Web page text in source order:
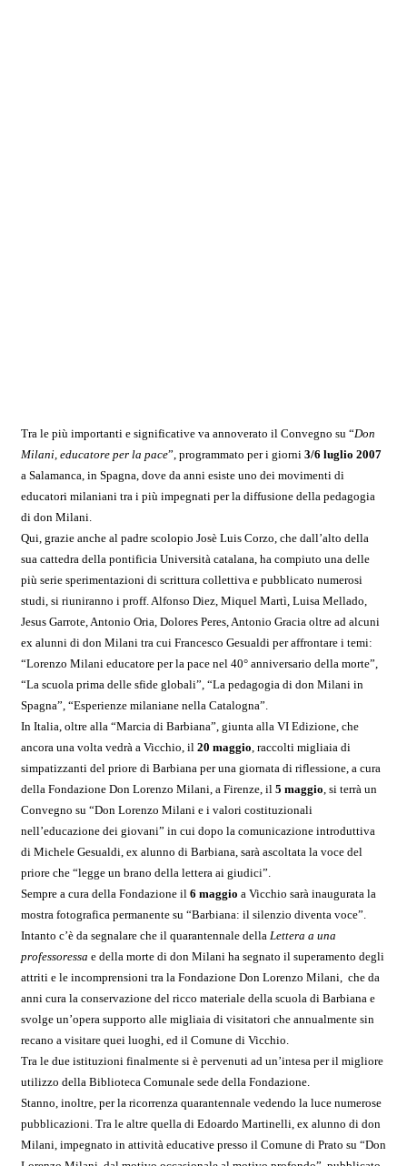
Tra le più importanti e significative va annoverato il Convegno su “Don
Milani, educatore per la pace”, programmato per i giorni 3/6 luglio 2007
a Salamanca, in Spagna, dove da anni esiste uno dei movimenti di
educatori milaniani tra i più impegnati per la diffusione della pedagogia
di don Milani.
Qui, grazie anche al padre scolopio Josè Luis Corzo, che dall’alto della
sua cattedra della pontificia Università catalana, ha compiuto una delle
più serie sperimentazioni di scrittura collettiva e pubblicato numerosi
studi, si riuniranno i proff. Alfonso Diez, Miquel Martì, Luisa Mellado,
Jesus Garrote, Antonio Oria, Dolores Peres, Antonio Gracia oltre ad alcuni
ex alunni di don Milani tra cui Francesco Gesualdi per affrontare i temi:
“Lorenzo Milani educatore per la pace nel 40° anniversario della morte”,
“La scuola prima delle sfide globali”, “La pedagogia di don Milani in
Spagna”, “Esperienze milaniane nella Catalogna”.
In Italia, oltre alla “Marcia di Barbiana”, giunta alla VI Edizione, che
ancora una volta vedrà a Vicchio, il 20 maggio , raccolti migliaia di
simpatizzanti del priore di Barbiana per una giornata di riflessione, a cura
della Fondazione Don Lorenzo Milani, a Firenze, il 5 maggio , si terrà un
Convegno su “Don Lorenzo Milani e i valori costituzionali
nell’educazione dei giovani” in cui dopo la comunicazione introduttiva
di Michele Gesualdi, ex alunno di Barbiana, sarà ascoltata la voce del
priore che “legge un brano della lettera ai giudici”.
Sempre a cura della Fondazione il 6 maggio a Vicchio sarà inaugurata la
mostra fotografica permanente su “Barbiana: il silenzio diventa voce”.
Intanto c’è da segnalare che il quarantennale della Lettera a una
professoressa e della morte di don Milani ha segnato il superamento degli
attriti e le incomprensioni tra la Fondazione Don Lorenzo Milani, che da
anni cura la conservazione del ricco materiale della scuola di Barbiana e
svolge un’opera supporto alle migliaia di visitatori che annualmente sin
recano a visitare quei luoghi, ed il Comune di Vicchio.
Tra le due istituzioni finalmente si è pervenuti ad un’intesa per il migliore
utilizzo della Biblioteca Comunale sede della Fondazione.
Stanno, inoltre, per la ricorrenza quarantennale vedendo la luce numerose
pubblicazioni. Tra le altre quella di Edoardo Martinelli, ex alunno di don
Milani, impegnato in attività educative presso il Comune di Prato su “Don